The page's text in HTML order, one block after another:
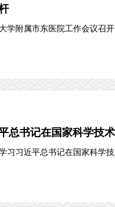
学附属市东医院工作会议召
总书记在国家科学技
习习近平总书记在国家科学